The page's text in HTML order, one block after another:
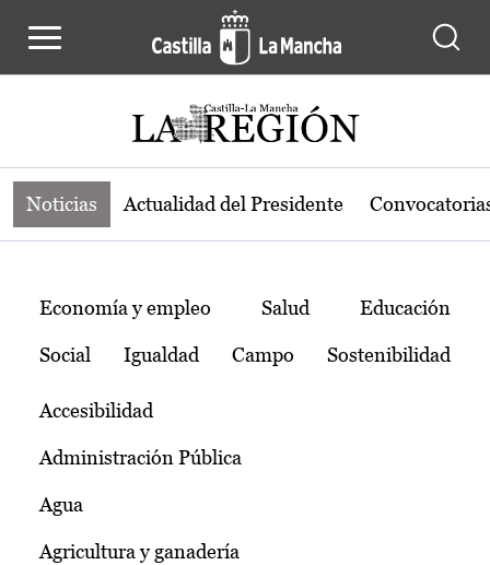
Noticias de la región de Castilla-La
Noticias Actualidad del Presidente
Temas
Economía y empleo Salud Educación
Social Igualdad Campo Sostenibilidad
Accesibilidad
Administración Pública
Agua
Agricultura y ganadería